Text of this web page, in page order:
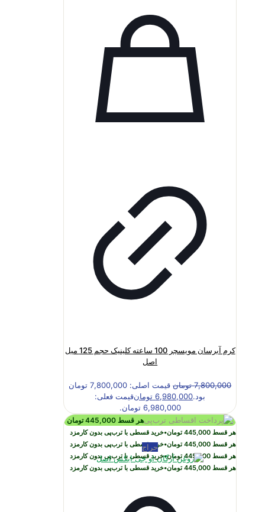
کرم آبرسان مویسچر 100 ساعته کلینیک حجم 125 میل
اصل
7,800,000 تومان
قیمت اصلی: 7,800,000 تومان
بود.6,980,000 تومانقیمت فعلی:
6,980,000 تومان.
هر قسط 445,000 تومان
هر قسط445,000 تومان•خرید قسطی با ترب‌پی بدون کارمزد
هر قسط445,000 تومان•خرید قسطی با ترب‌پی بدون کارمزد
هر قسط445,000 تومان•خرید قسطی با ترب‌پی بدون کارمزد
هر قسط445,000 تومان•خرید قسطی با ترب‌پی بدون کارمزد
حراج